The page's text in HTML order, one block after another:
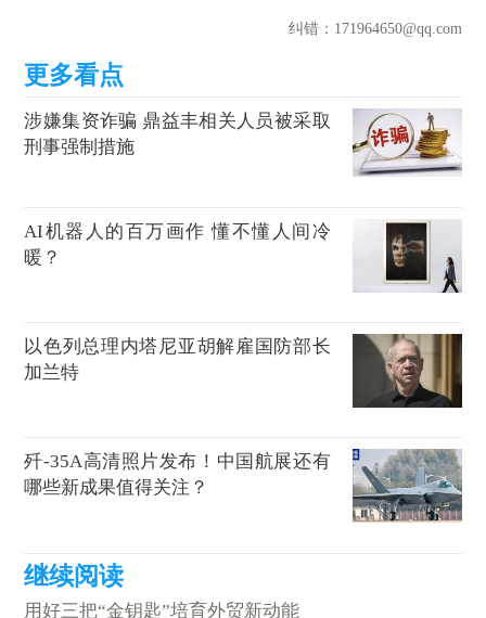
纠错：171964650@qq.com
涉嫌集资诈骗 鼎益丰相关人员被采取
刑事强制措施
AI机器人的百万画作 懂不懂人间冷
暖？
以色列总理内塔尼亚胡解雇国防部长
加兰特
歼-35A高清照片发布！中国航展还有
哪些新成果值得关注？
用好三把“金钥匙”培育外贸新动能